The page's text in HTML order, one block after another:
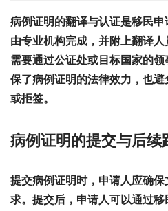
病例证明的翻译与认证是移民
由专业机构完成，并附上翻译
需要通过公证处或目标国家的
保了病例证明的法律效力，也
或拒签。
病例证明的提交与后续
提交病例证明时，申请人应确
求。提交后，申请人可以通过